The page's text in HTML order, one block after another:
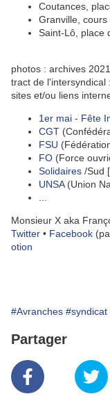
Coutances,
Granville,
Saint-Lô, place
photos : archives
tract de l'intersyndical
sites et/ou liens
1er mai - Fête
CGT
FSU
FO (Force
Solidaires /Sud
UNSA(Union
Monsieur X aka
Twitter • Facebook
otion
#Avranches #syndicat
Partager